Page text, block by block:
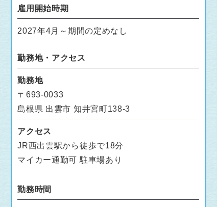
雇用開始時期
2027年4月～期間の定めなし
勤務地・アクセス
勤務地
〒693-0033
島根県 出雲市 知井宮町138-3
アクセス
JR西出雲駅から徒歩で18分
マイカー通勤可 駐車場あり
勤務時間